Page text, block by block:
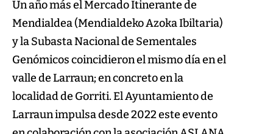
Un año más el Mercado Itinerante de
Mendialdea (Mendialdeko Azoka Ibiltaria)
y la Subasta Nacional de Sementales
Genómicos coincidieron el mismo día en el
valle de Larraun; en concreto en la
localidad de Gorriti. El Ayuntamiento de
Larraun impulsa desde 2022 este evento